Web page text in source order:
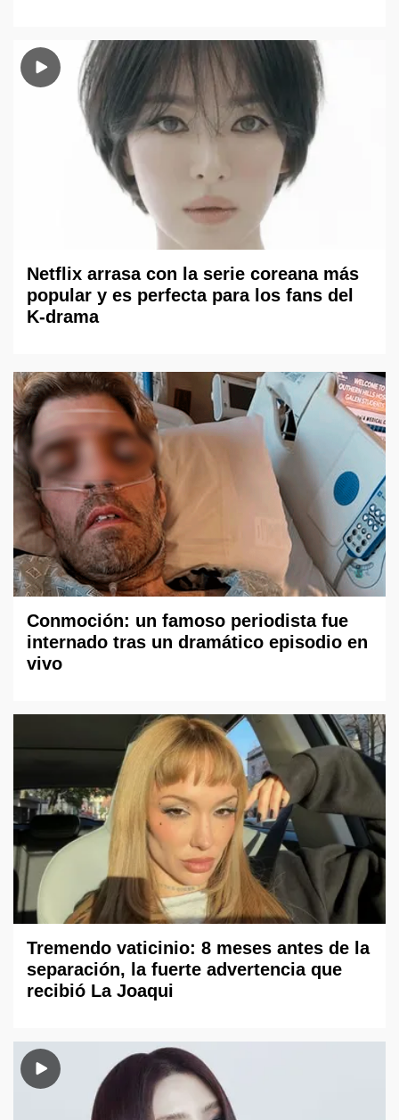
Netflix arrasa con la serie coreana más
popular y es perfecta para los fans del
K-drama
Conmoción: un famoso periodista fue
internado tras un dramático episodio en
vivo
Tremendo vaticinio: 8 meses antes de la
separación, la fuerte advertencia que
recibió La Joaqui